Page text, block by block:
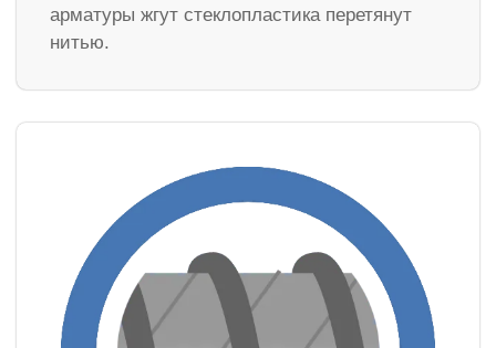
арматуры жгут стеклопластика перетянут
нитью.